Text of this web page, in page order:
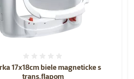
17x18cm biele magneticke s
trans.flapom